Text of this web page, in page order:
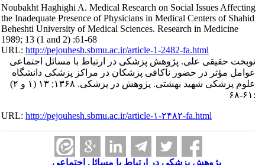
Noubakht Haghighi A. Medical Research on Social Issues Affecting
the Inadequate Presence of Physicians in Medical Centers of Shahid
Beheshti University of Medical Sciences. Research in Medicine
1989; 13 (1 and 2) :61-68
URL:http://pejouhesh.sbmu.ac.ir/article-1-2482-fa.html
نوبخت حقیقی علی. پژوهش پزشکی در ارتباط با مسائل اجتماعی
عوامل مؤثر در حضور ناکافی پزشکان در مراکز پزشکی دانشگاه
علوم پزشکی شهید بهشتی. پژوهش در پزشکی. ۱۳۶۸; ۱۳ (۱ و ۲)
URL:http://pejouhesh.sbmu.ac.ir/article-۱-۲۴۸۲-fa.html
پژوهش پزشکی در ارتباط با مسائل اجتماعی